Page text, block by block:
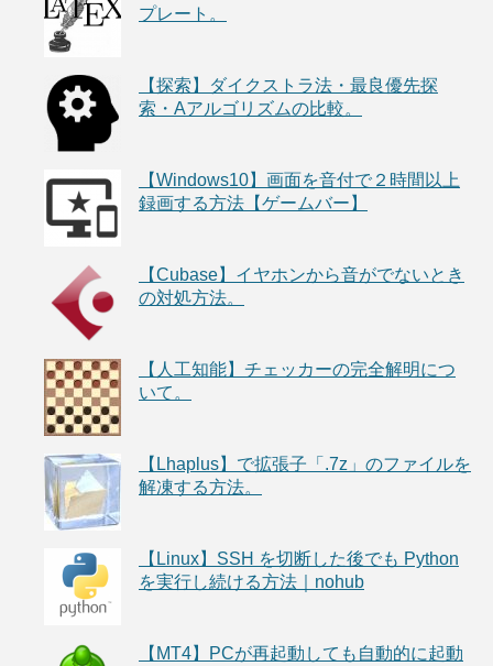
プレート。
【探索】ダイクストラ法・最良優先探
索・Aアルゴリズムの比較。
【Windows10】画面を音付で２時間以上
録画する方法【ゲームバー】
【Cubase】イヤホンから音がでないとき
の対処方法。
【人工知能】チェッカーの完全解明につ
いて。
【Lhaplus】で拡張子「.7z」のファイルを
解凍する方法。
【Linux】SSH を切断した後でも Python
を実行し続ける方法｜nohub
【MT4】PCが再起動しても自動的に起動